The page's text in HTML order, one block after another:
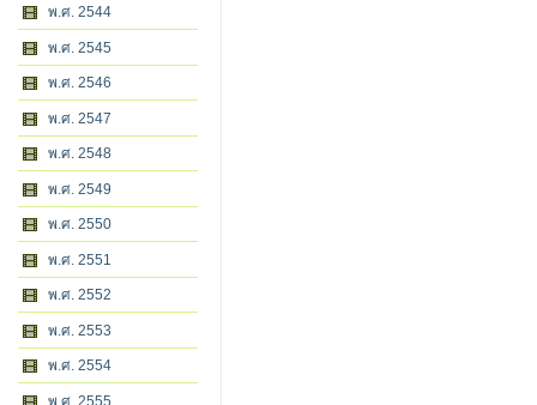
พ.ศ. 2544
พ.ศ. 2545
พ.ศ. 2546
พ.ศ. 2547
พ.ศ. 2548
พ.ศ. 2549
พ.ศ. 2550
พ.ศ. 2551
พ.ศ. 2552
พ.ศ. 2553
พ.ศ. 2554
พ.ศ. 2555